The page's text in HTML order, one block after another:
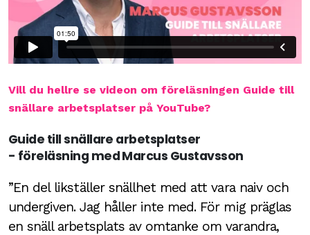
Vill du hellre se videon om föreläsningen Guide till
snällare arbetsplatser på YouTube?
Guide till snällare arbetsplatser
- föreläsning med Marcus Gustavsson
”En del likställer snällhet med att vara naiv och
undergiven. Jag håller inte med. För mig präglas
en snäll arbetsplats av omtanke om varandra,